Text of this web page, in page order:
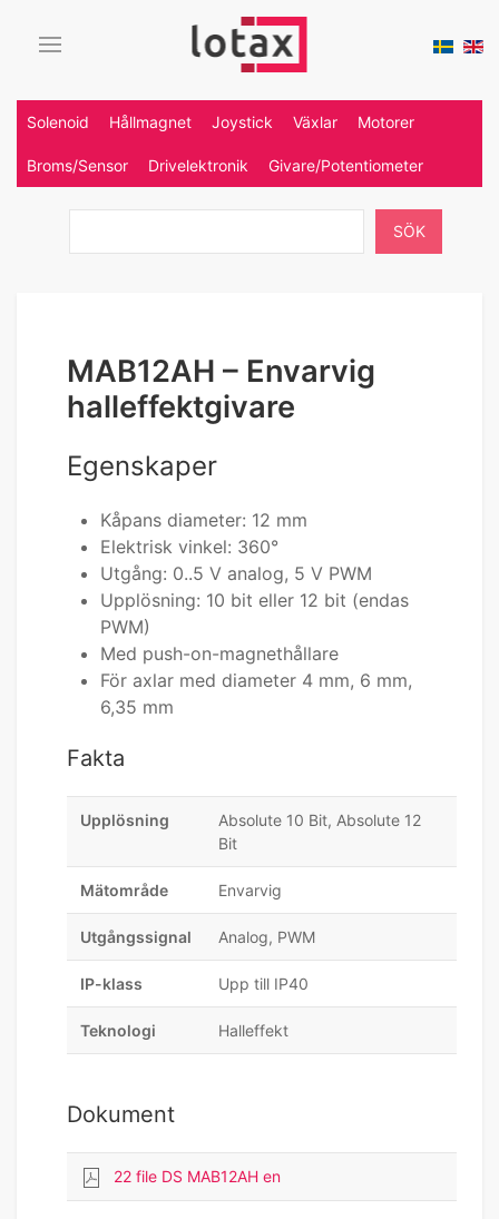
Solenoid Hållmagnet Joystick Växlar Motorer
Broms/Sensor Drivelektronik Givare/Potentiometer
SÖK
MAB12AH – Envarvig
halleffektgivare
Egenskaper
Kåpans diameter: 12 mm
Elektrisk vinkel: 360°
Utgång: 0..5 V analog, 5 V PWM
Upplösning: 10 bit eller 12 bit (endas
PWM)
Med push-on-magnethållare
För axlar med diameter 4 mm, 6 mm,
6,35 mm
Fakta
Upplösning
Absolute 10 Bit, Absolute 12
Bit
Mätområde Envarvig
Utgångssignal Analog, PWM
IP-klass Upp till IP40
Teknologi Halleffekt
Dokument
22 file DS MAB12AH en